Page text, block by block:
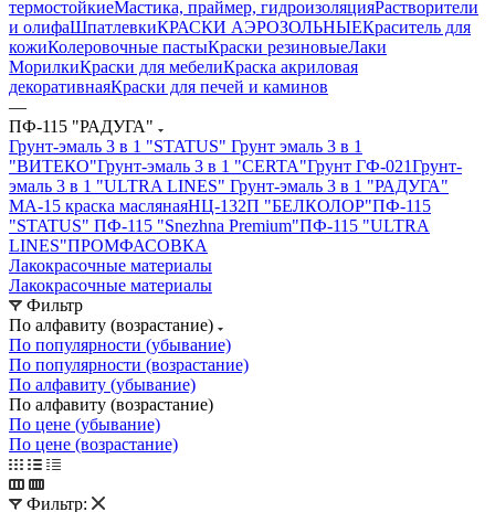
термостойкиеМастика, праймер, гидроизоляцияРастворители
и олифаШпатлевкиКРАСКИ АЭРОЗОЛЬНЫЕКраситель для
кожиКолеровочные пастыКраски резиновыеЛаки
МорилкиКраски для мебелиКраска акриловая
декоративнаяКраски для печей и каминов
—
ПФ-115 "РАДУГА"
Грунт-эмаль 3 в 1 "STATUS" Грунт эмаль 3 в 1
"ВИТЕКО"Грунт-эмаль 3 в 1 "CERTA"Грунт ГФ-021Грунт-
эмаль 3 в 1 "ULTRA LINES" Грунт-эмаль 3 в 1 "РАДУГА"
МА-15 краска маслянаяНЦ-132П "БЕЛКОЛОР"ПФ-115
"STATUS" ПФ-115 "Snezhna Premium"ПФ-115 "ULTRA
LINES"ПРОМФАСОВКА
Лакокрасочные материалы
Лакокрасочные материалы
Фильтр
По алфавиту (возрастание)
По популярности (убывание)
По популярности (возрастание)
По алфавиту (убывание)
По алфавиту (возрастание)
По цене (убывание)
По цене (возрастание)
Фильтр: